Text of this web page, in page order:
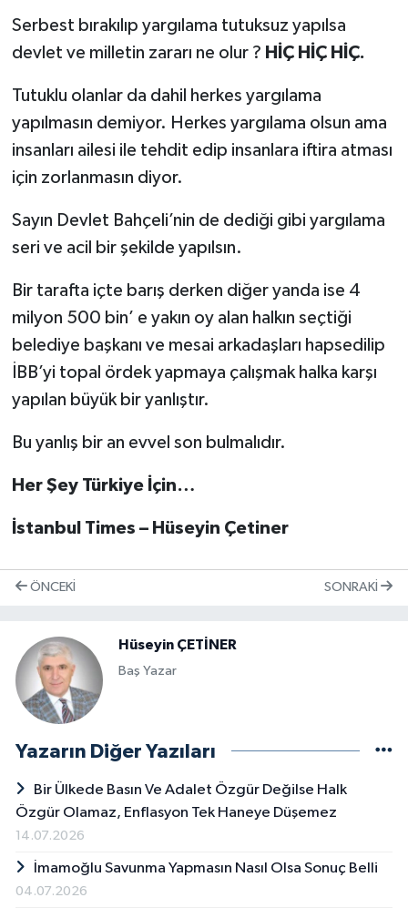
Serbest bırakılıp yargılama tutuksuz yapılsa
devlet ve milletin zararı ne olur ? HİÇ HİÇ HİÇ.
Tutuklu olanlar da dahil herkes yargılama
yapılmasın demiyor. Herkes yargılama olsun ama
insanları ailesi ile tehdit edip insanlara iftira atması
için zorlanmasın diyor.
Sayın Devlet Bahçeli’nin de dediği gibi yargılama
seri ve acil bir şekilde yapılsın.
Bir tarafta içte barış derken diğer yanda ise 4
milyon 500 bin’ e yakın oy alan halkın seçtiği
belediye başkanı ve mesai arkadaşları hapsedilip
İBB’yi topal ördek yapmaya çalışmak halka karşı
yapılan büyük bir yanlıştır.
Bu yanlış bir an evvel son bulmalıdır.
Her Şey Türkiye İçin…
İstanbul Times – Hüseyin Çetiner
ÖNCEKI SONRAKI
Hüseyin ÇETİNER
Baş Yazar
Yazarın Diğer Yazıları
Bir Ülkede Basın Ve Adalet Özgür Değilse Halk
Özgür Olamaz, Enflasyon Tek Haneye Düşemez
14.07.2026
İmamoğlu Savunma Yapmasın Nasıl Olsa Sonuç Belli
04.07.2026